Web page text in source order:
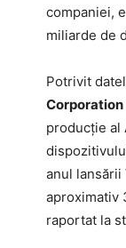
companiei,
miliarde de
Potrivit
Corporation
producție al
anul lansării
aproximativ
raportat la